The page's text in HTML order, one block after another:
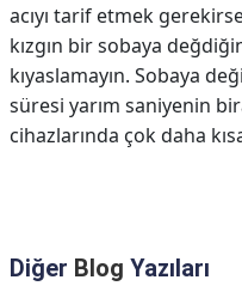
acıyı tarif etmek
kızgın bir sobaya
kıyaslamayın. Sobaya
süresi yarım saniyenin
cihazlarında çok daha
Diğer Blog Yazıları